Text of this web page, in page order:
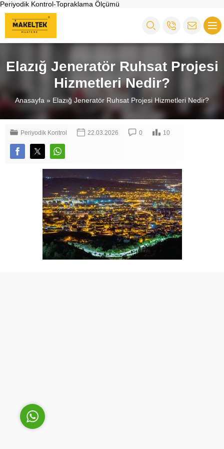
Periyodik Kontrol-Topraklama Ölçümü
Elazığ Jeneratör Ruhsat Projesi
Hizmetleri Nedir?
Anasayfa » Elazığ Jeneratör Ruhsat Projesi Hizmetleri Nedir?
Periyodik Kontrol 22.03.2026 0 10